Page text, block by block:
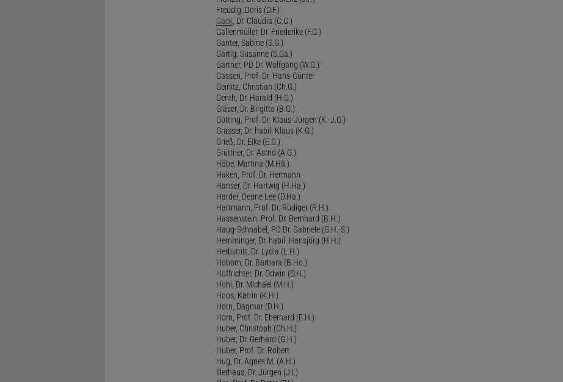
Freudig, Doris (D.F.)
Gack, Dr. Claudia (C.G.)
Gallenmüller, Dr. Friederike (F.G.)
Ganter, Sabine (S.G.)
Gärtig, Susanne (S.Gä.)
Gärtner, PD Dr. Wolfgang (W.G.)
Gassen, Prof. Dr. Hans-Günter
Geinitz, Christian (Ch.G.)
Genth, Dr. Harald (H.G.)
Gläser, Dr. Birgitta (B.G.)
Götting, Prof. Dr. Klaus-Jürgen (K.-J.G.)
Grasser, Dr. habil. Klaus (K.G.)
Grieß, Dr. Eike (E.G.)
Grüttner, Dr. Astrid (A.G.)
Häbe, Martina (M.Hä.)
Haken, Prof. Dr. Hermann
Hanser, Dr. Hartwig (H.Ha.)
Harder, Deane Lee (D.Ha.)
Hartmann, Prof. Dr. Rüdiger (R.H.)
Hassenstein, Prof. Dr. Bernhard (B.H.)
Haug-Schnabel, PD Dr. Gabriele (G.H.-S.)
Hemminger, Dr. habil. Hansjörg (H.H.)
Herbstritt, Dr. Lydia (L.H.)
Hobom, Dr. Barbara (B.Ho.)
Hoffrichter, Dr. Odwin (O.H.)
Hohl, Dr. Michael (M.H.)
Hoos, Katrin (K.H.)
Horn, Dagmar (D.H.)
Horn, Prof. Dr. Eberhard (E.H.)
Huber, Christoph (Ch.H.)
Huber, Dr. Gerhard (G.H.)
Huber, Prof. Dr. Robert
Hug, Dr. Agnes M. (A.H.)
Illerhaus, Dr. Jürgen (J.I.)